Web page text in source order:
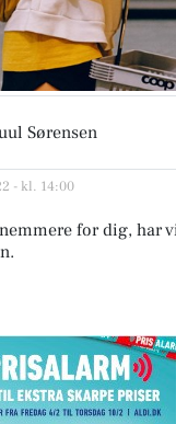
Sørensen
- kl. 14:00
for dig, har
.